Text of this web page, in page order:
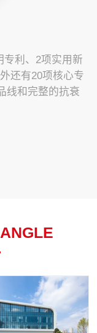
专利、2项实用新
还有20项核心专
线和完整的抗衰